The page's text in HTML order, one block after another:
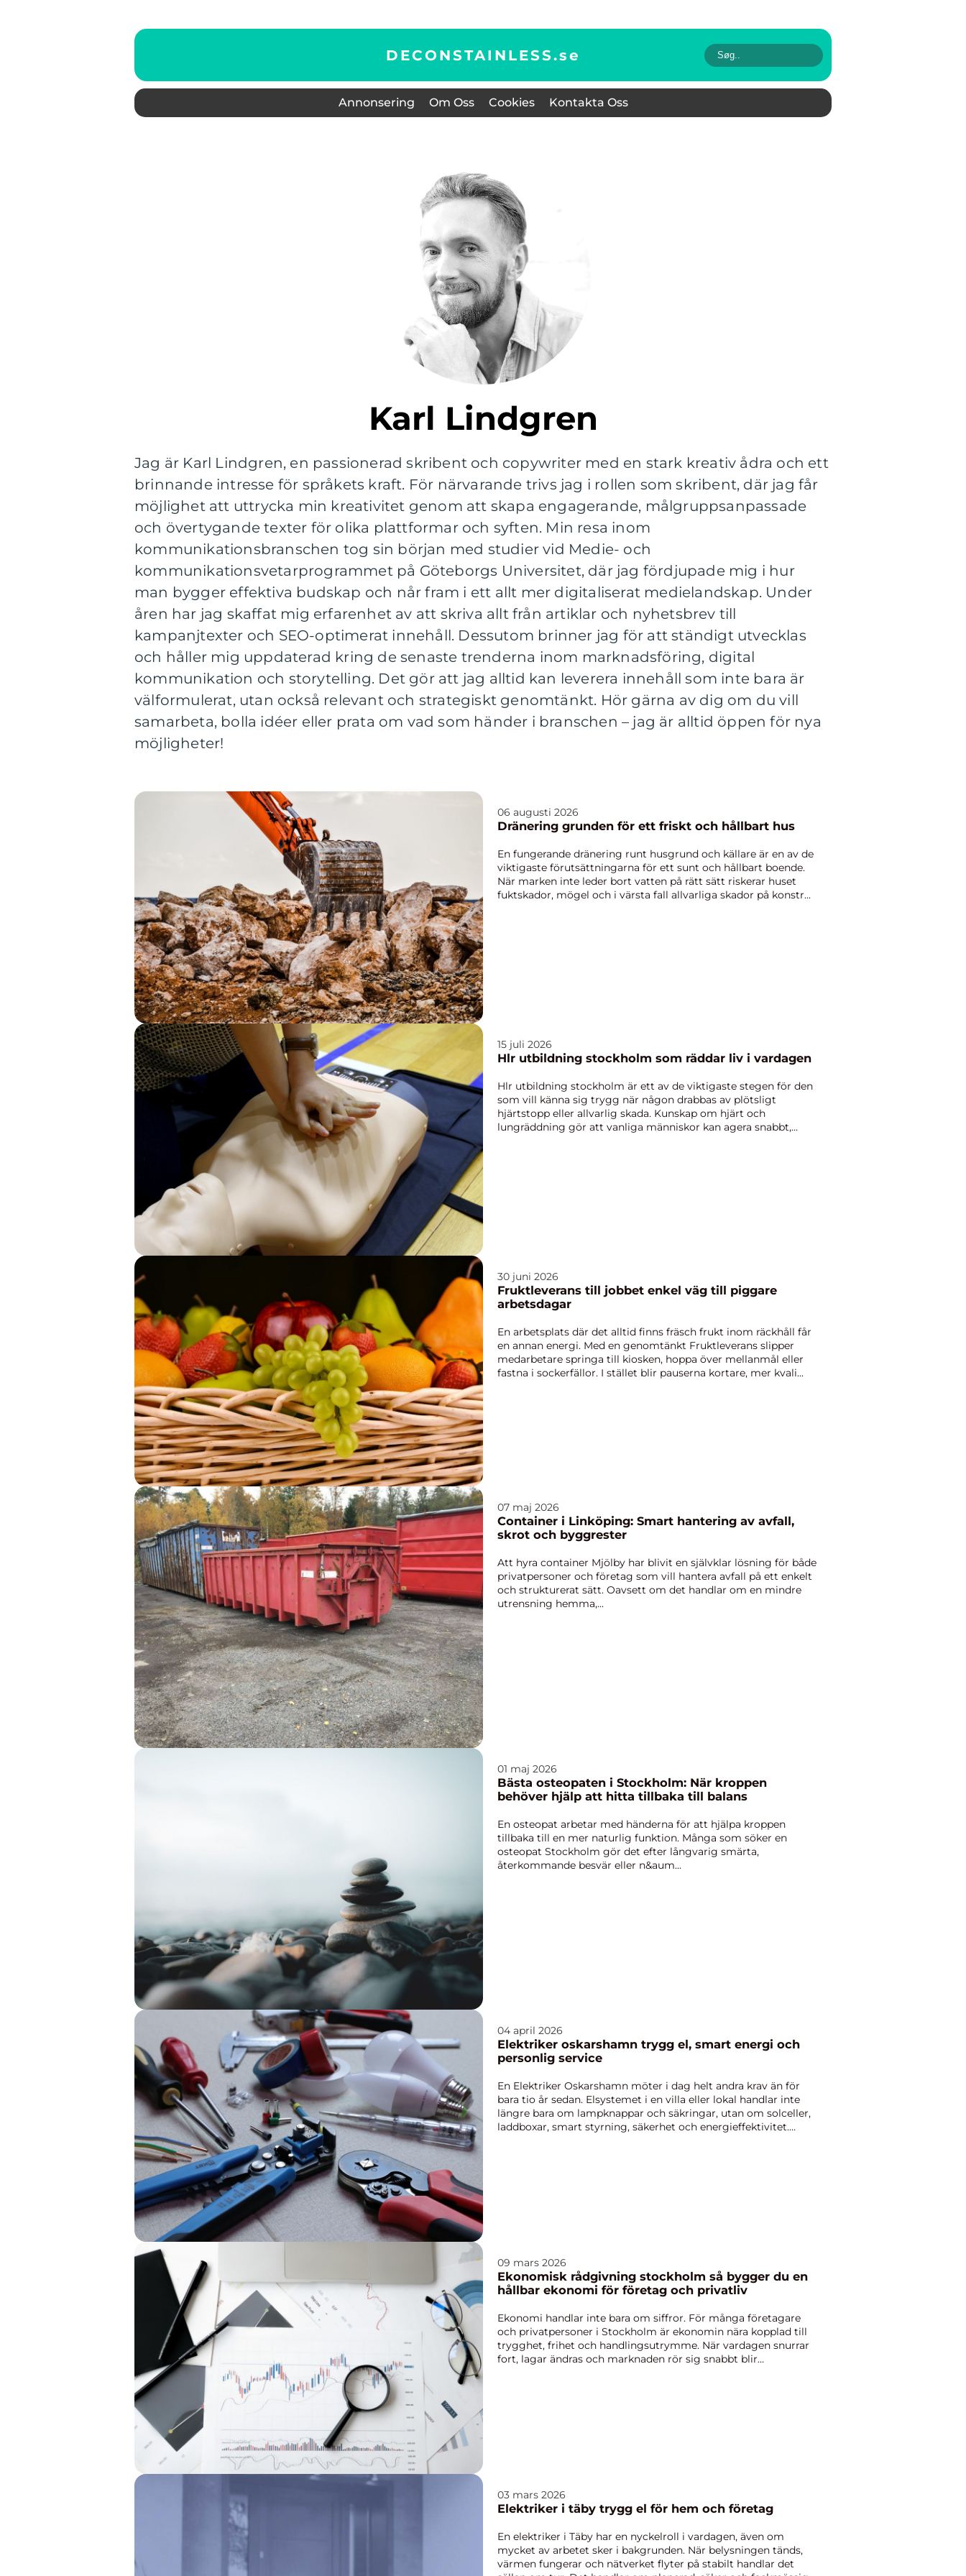
DECONSTAINLESS.se
Annonsering Om Oss Cookies Kontakta Oss
Karl Lindgren
Jag är Karl Lindgren, en passionerad skribent och copywriter med en stark kreativ ådra och ett
brinnande intresse för språkets kraft. För närvarande trivs jag i rollen som skribent, där jag får
möjlighet att uttrycka min kreativitet genom att skapa engagerande, målgruppsanpassade
och övertygande texter för olika plattformar och syften. Min resa inom
kommunikationsbranschen tog sin början med studier vid Medie- och
kommunikationsvetarprogrammet på Göteborgs Universitet, där jag fördjupade mig i hur
man bygger effektiva budskap och når fram i ett allt mer digitaliserat medielandskap. Under
åren har jag skaffat mig erfarenhet av att skriva allt från artiklar och nyhetsbrev till
kampanjtexter och SEO-optimerat innehåll. Dessutom brinner jag för att ständigt utvecklas
och håller mig uppdaterad kring de senaste trenderna inom marknadsföring, digital
kommunikation och storytelling. Det gör att jag alltid kan leverera innehåll som inte bara är
välformulerat, utan också relevant och strategiskt genomtänkt. Hör gärna av dig om du vill
samarbeta, bolla idéer eller prata om vad som händer i branschen – jag är alltid öppen för nya
möjligheter!
06 augusti 2026
Dränering grunden för ett friskt och hållbart hus
En fungerande dränering runt husgrund och källare är en av de
viktigaste förutsättningarna för ett sunt och hållbart boende.
När marken inte leder bort vatten på rätt sätt riskerar huset
fuktskador, mögel och i värsta fall allvarliga skador på konstr...
15 juli 2026
Hlr utbildning stockholm som räddar liv i vardagen
Hlr utbildning stockholm är ett av de viktigaste stegen för den
som vill känna sig trygg när någon drabbas av plötsligt
hjärtstopp eller allvarlig skada. Kunskap om hjärt och
lungräddning gör att vanliga människor kan agera snabbt,
30 juni 2026
Fruktleverans till jobbet enkel väg till piggare
arbetsdagar
En arbetsplats där det alltid finns fräsch frukt inom räckhåll får
en annan energi. Med en genomtänkt Fruktleverans slipper
medarbetare springa till kiosken, hoppa över mellanmål eller
fastna i sockerfällor. I stället blir pauserna kortare, mer kvali...
07 maj 2026
Container i Linköping: Smart hantering av avfall,
skrot och byggrester
Att hyra container Mjölby har blivit en självklar lösning för både
privatpersoner och företag som vill hantera avfall på ett enkelt
och strukturerat sätt. Oavsett om det handlar om en mindre
utrensning hemma,...
01 maj 2026
Bästa osteopaten i Stockholm: När kroppen
behöver hjälp att hitta tillbaka till balans
En osteopat arbetar med händerna för att hjälpa kroppen
tillbaka till en mer naturlig funktion. Många som söker en
osteopat Stockholm gör det efter långvarig smärta,
återkommande besvär eller n&aum...
04 april 2026
Elektriker oskarshamn trygg el, smart energi och
personlig service
En Elektriker Oskarshamn möter i dag helt andra krav än för
bara tio år sedan. Elsystemet i en villa eller lokal handlar inte
längre bara om lampknappar och säkringar, utan om solceller,
laddboxar, smart styrning, säkerhet och energieffektivitet.
09 mars 2026
Ekonomisk rådgivning stockholm så bygger du en
hållbar ekonomi för företag och privatliv
Ekonomi handlar inte bara om siffror. För många företagare
och privatpersoner i Stockholm är ekonomin nära kopplad till
trygghet, frihet och handlingsutrymme. När vardagen snurrar
fort, lagar ändras och marknaden rör sig snabbt blir
03 mars 2026
Elektriker i täby trygg el för hem och företag
En elektriker i Täby har en nyckelroll i vardagen, även om
mycket av arbetet sker i bakgrunden. När belysningen tänds,
värmen fungerar och nätverket flyter på stabilt handlar det